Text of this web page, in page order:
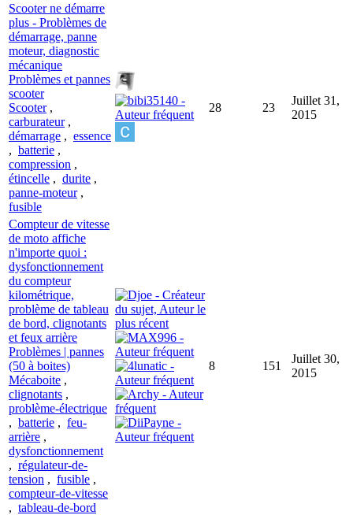
Scooter ne démarre
plus - Problèmes de
démarrage, panne
moteur, diagnostic
mécanique
Problèmes et pannes
scooter
Scooter,
carburateur,
démarrage , essence
, batterie ,
compression ,
étincelle , durite ,
panne-moteur,
fusible
28 23
Juillet 31,
2015
Compteur de vitesse
de moto affiche
n'importe quoi :
dysfonctionnement
du compteur
kilométrique,
problème de tableau
de bord, clignotants
et feux arrière
Problèmes | pannes
(50 à boites)
Mécaboite ,
clignotants ,
problème-électrique
, batterie , feu-
arrière ,
dysfonctionnement
, régulateur-de-
tension , fusible ,
compteur-de-vitesse
, tableau-de-bord
8 151
Juillet 30,
2015